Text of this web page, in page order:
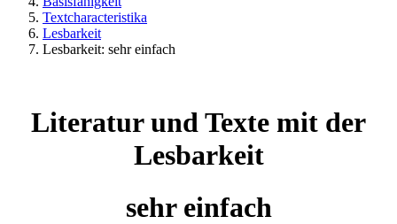
Textcharacteristika
Lesbarkeit
Lesbarkeit: sehr einfach
Literatur und Texte mit der
Lesbarkeit
sehr einfach